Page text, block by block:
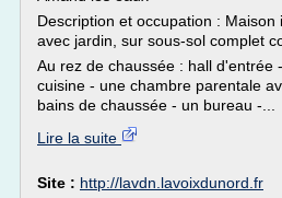
Description et occupation : Maison
avec jardin, sur sous-sol complet
Au rez de chaussée : hall d'entrée
cuisine - une chambre parentale
bains de chaussée - un bureau -...
Lire la suite
Site : http://lavdn.lavoixdunord.fr